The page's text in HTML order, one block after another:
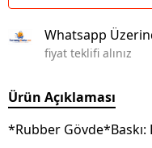
Whatsapp
fiyat teklifi alınız
Ürün Açıklaması
*Rubber Gövde*Baskı: